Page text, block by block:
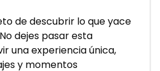
de descubrir lo que yace
dejes pasar esta
una experiencia única,
y momentos